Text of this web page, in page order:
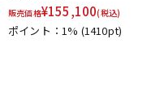
販売価格¥155,100(税込)
ポイント：1% (1410pt)